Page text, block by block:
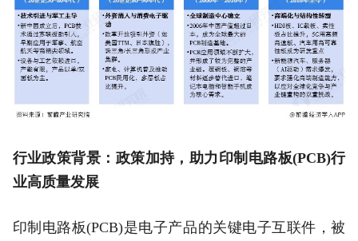
行业政策背景：政策加持，助力印制电路板(PCB)行
业高质量发展
印制电路板(PCB)是电子产品的关键电子互联件，被